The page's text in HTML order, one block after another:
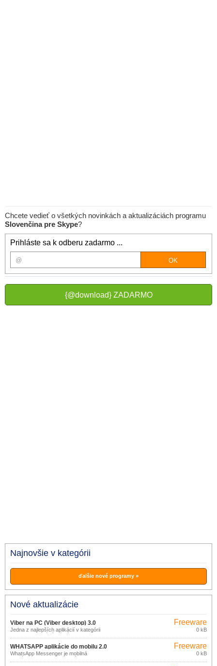
Chcete vedieť o všetkých novinkách a aktualizáciách programu
Slovenčina pre Skype?
Prihláste sa k odberu zadarmo ...
{@download} ZADARMO
Najnovšie v kategórii
ďalšie nové programy »
Nové aktualizácie
Viber na PC (Viber desktop) 3.0
Jedna z najlepších aplikácií v kategórii
online komunikácií má názov Viber.
Freeware
0 kB
WHATSAPP aplikácie do mobilu 2.0
WhatsApp Messenger je mobilná
aplikácia pre zasielanie správ.
Freeware
0 kB